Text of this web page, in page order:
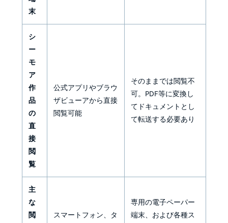
末
シ
ー
モ
ア
作
品
の
直
接
閲
覧
公式アプリやブラウ
ザビューアから直接
閲覧可能
そのままでは閲覧不
可。PDF等に変換し
てドキュメントとし
て転送する必要あり
主
な
閲
スマートフォン、タ
専用の電子ペーパー
端末、および各種ス